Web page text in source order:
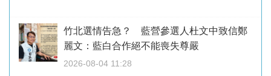
竹北選情告急？ 藍營參選人杜文中致信鄭
麗文：藍白合作絕不能喪失尊嚴
2026-08-04 11:28